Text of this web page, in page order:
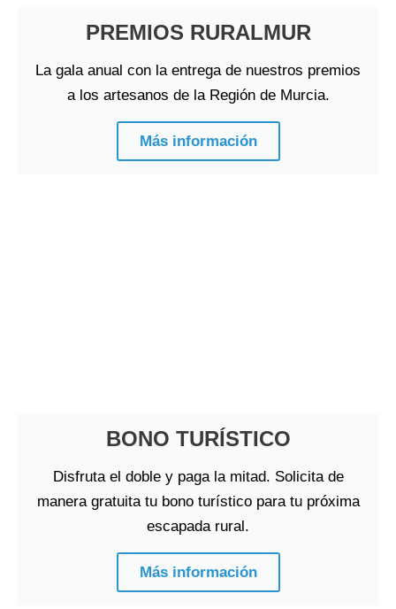
PREMIOS RURALMUR
La gala anual con la entrega de nuestros premios
a los artesanos de la Región de Murcia.
Más información
BONO TURÍSTICO
Disfruta el doble y paga la mitad. Solicita de
manera gratuita tu bono turístico para tu próxima
escapada rural.
Más información